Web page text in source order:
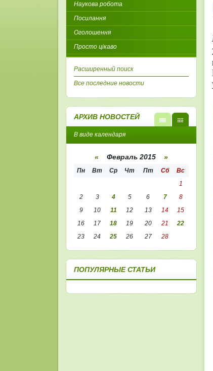
Наукова робота
Посилання
Оголошення
Просто цікаво
Расширенный поиск
Все последние новости
АРХИВ НОВОСТЕЙ
кале
списк
В виде календаря
« Февраль 2015 »
Пн Вт Ср Чт Пт Сб
Вс
1
2
3 4 5 6 7
8
9
10 11 12 13 14
15
16
17 18 19 20 21
22
23
24 25 26 27 28
ПОПУЛЯРНЫЕ СТАТЬИ